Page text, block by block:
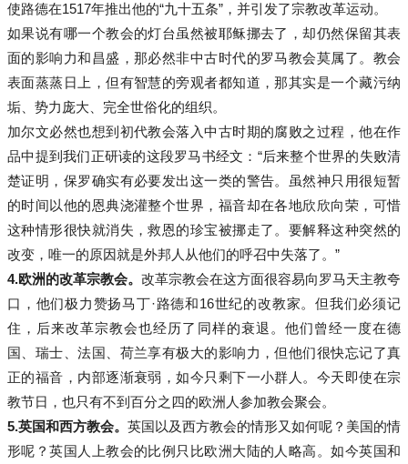
使路德在1517年推出他的“九十五条”，并引发了宗教改革运动。
如果说有哪一个教会的灯台虽然被耶稣挪去了，却仍然保留其表
面的影响力和昌盛，那必然非中古时代的罗马教会莫属了。教会
表面蒸蒸日上，但有智慧的旁观者都知道，那其实是一个藏污纳
垢、势力庞大、完全世俗化的组织。
加尔文必然也想到初代教会落入中古时期的腐败之过程，他在作
品中提到我们正研读的这段罗马书经文：“后来整个世界的失败清
楚证明，保罗确实有必要发出这一类的警告。虽然神只用很短暂
的时间以他的恩典浇灌整个世界，福音却在各地欣欣向荣，可惜
这种情形很快就消失，救恩的珍宝被挪走了。要解释这种突然的
改变，唯一的原因就是外邦人从他们的呼召中失落了。”
4.欧洲的改革宗教会。 改革宗教会在这方面很容易向罗马天主教夸
口，他们极力赞扬马丁·路德和16世纪的改教家。但我们必须记
住，后来改革宗教会也经历了同样的衰退。他们曾经一度在德
国、瑞士、法国、荷兰享有极大的影响力，但他们很快忘记了真
正的福音，内部逐渐衰弱，如今只剩下一小群人。今天即使在宗
教节日，也只有不到百分之四的欧洲人参加教会聚会。
5.英国和西方教会。 英国以及西方教会的情形又如何呢？美国的情
形呢？英国人上教会的比例只比欧洲大陆的人略高。如今英国和